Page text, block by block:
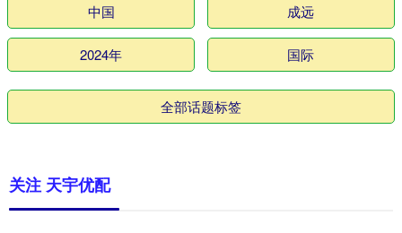
中国 成远
2024年 国际
全部话题标签
关注 天宇优配